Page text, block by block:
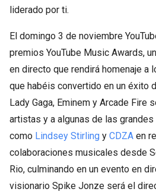
liderado por ti.
El domingo 3 de noviembre
premios YouTube Music Awards,
en directo que rendirá homenaje a
que habéis convertido en un éxito
Lady Gaga, Eminem y Arcade Fire
artistas y a algunas de las
como Lindsey Stirling y CDZA en
colaboraciones musicales desde
Rio, culminando en un evento en
visionario Spike Jonze será el